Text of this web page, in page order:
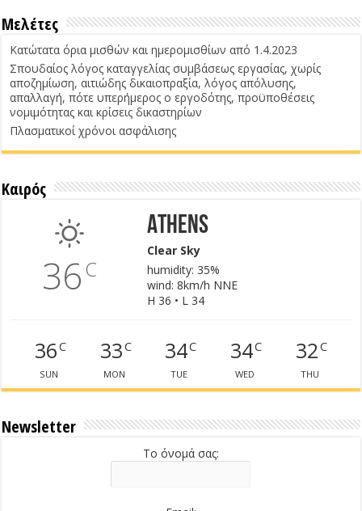
Μελέτες
Κατώτατα όρια μισθών και ημερομισθίων από 1.4.2023
Σπουδαίος λόγος καταγγελίας συμβάσεως εργασίας, χωρίς
αποζημίωση, αιτιώδης δικαιοπραξία, λόγος απόλυσης,
απαλλαγή, πότε υπερήμερος ο εργοδότης, προϋποθέσεις
νομιμότητας και κρίσεις δικαστηρίων
Πλασματικοί χρόνοι ασφάλισης
Καιρός
36C
Athens
Clear Sky
humidity: 35%
wind: 8km/h NNE
H 36 • L 34
36C
SUN
33C
MON
34C
TUE
34C
WED
32C
THU
Newsletter
Το όνομά σας: